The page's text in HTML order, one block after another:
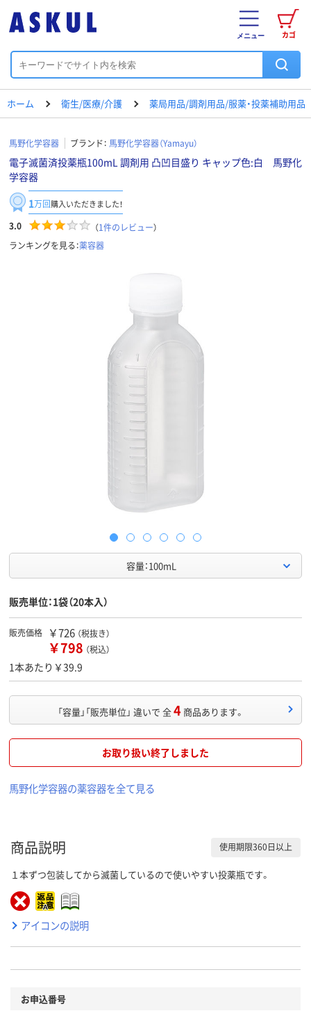
カゴ
メニュー
ホーム 衛生/医療/介護 薬局用品/調剤用品/服薬・投薬補助用品
馬野化学容器 ブランド： 馬野化学容器（Yamayu）
電子滅菌済投薬瓶100mL 調剤用 凸凹目盛り キャップ色:白 馬野化
学容器
1万回購入いただきました！
3.0 （1件のレビュー）
ランキングを見る：薬容器
容量：100mL
販売単位：1袋（20本入）
販売価格 ￥726 （税抜き）
￥798 （税込）
1本あたり￥39.9
「容量」「販売単位」 違いで 全4 商品あります。
お取り扱い終了しました
馬野化学容器の薬容器を全て見る
商品説明 使用期限360日以上
１本ずつ包装してから滅菌しているので使いやすい投薬瓶です。
アイコンの説明
お申込番号